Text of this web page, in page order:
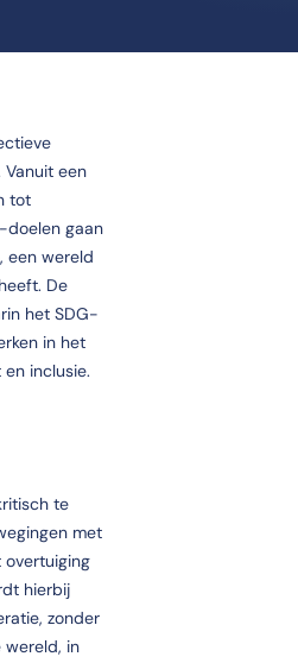
Vanuit een
tot
doelen gaan
een wereld
De
het SDG-
in het
inclusie.
te
met
overtuiging
hierbij
zonder
wereld, in